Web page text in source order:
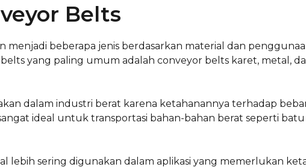
Belts
menjadi beberapa jenis berdasarkan material dan
yang paling umum adalah conveyor belts karet, metal,
dalam industri berat karena ketahanannya terhadap
ideal untuk transportasi bahan-bahan berat seperti batu
lebih sering digunakan dalam aplikasi yang memerlukan